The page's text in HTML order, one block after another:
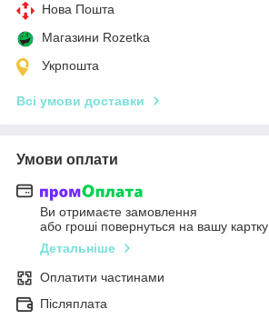
Нова Пошта
Магазини Rozetka
Укрпошта
Всі умови доставки
Умови оплати
Ви отримаєте замовлення
або гроші повернуться на вашу картку
Детальніше
Оплатити частинами
Післяплата